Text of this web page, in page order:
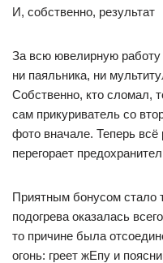
И, собственно, результат
За всю ювелирную работу
ни паяльника, ни
Собственно, кто сломал,
сам прикуриватель со
фото вначале. Теперь всё
перегорает
Приятным бонусом стало
подогрева оказалась
то причине была
огонь: греет жЕпу и